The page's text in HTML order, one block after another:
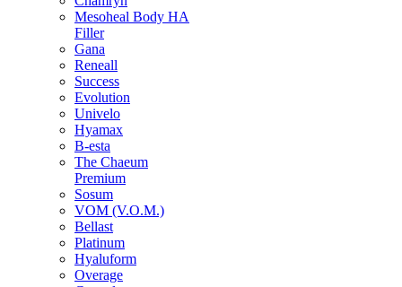
Mesoheal Body HA
Filler
Gana
Reneall
Success
Evolution
Univelo
Hyamax
B-esta
The Chaeum
Premium
Sosum
VOM (V.O.M.)
Bellast
Platinum
Hyaluform
Overage